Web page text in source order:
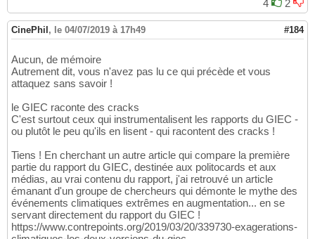
4
2
CinePhil , le 04/07/2019 à 17h49 #184
Aucun, de mémoire
Autrement dit, vous n'avez pas lu ce qui précède et vous
attaquez sans savoir !
le GIEC raconte des cracks
C'est surtout ceux qui instrumentalisent les rapports du GIEC -
ou plutôt le peu qu'ils en lisent - qui racontent des cracks !
Tiens ! En cherchant un autre article qui compare la première
partie du rapport du GIEC, destinée aux politocards et aux
médias, au vrai contenu du rapport, j'ai retrouvé un article
émanant d'un groupe de chercheurs qui démonte le mythe des
événements climatiques extrêmes en augmentation... en se
servant directement du rapport du GIEC !
https://www.contrepoints.org/2019/03/20/339730-exagerations-